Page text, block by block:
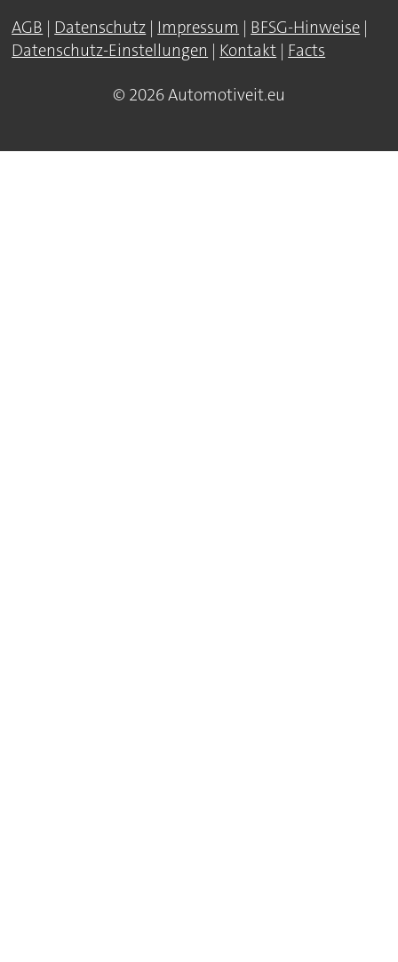
AGB | Datenschutz | Impressum | BFSG-Hinweise |
Datenschutz-Einstellungen | Kontakt | Facts
© 2026 Automotiveit.eu